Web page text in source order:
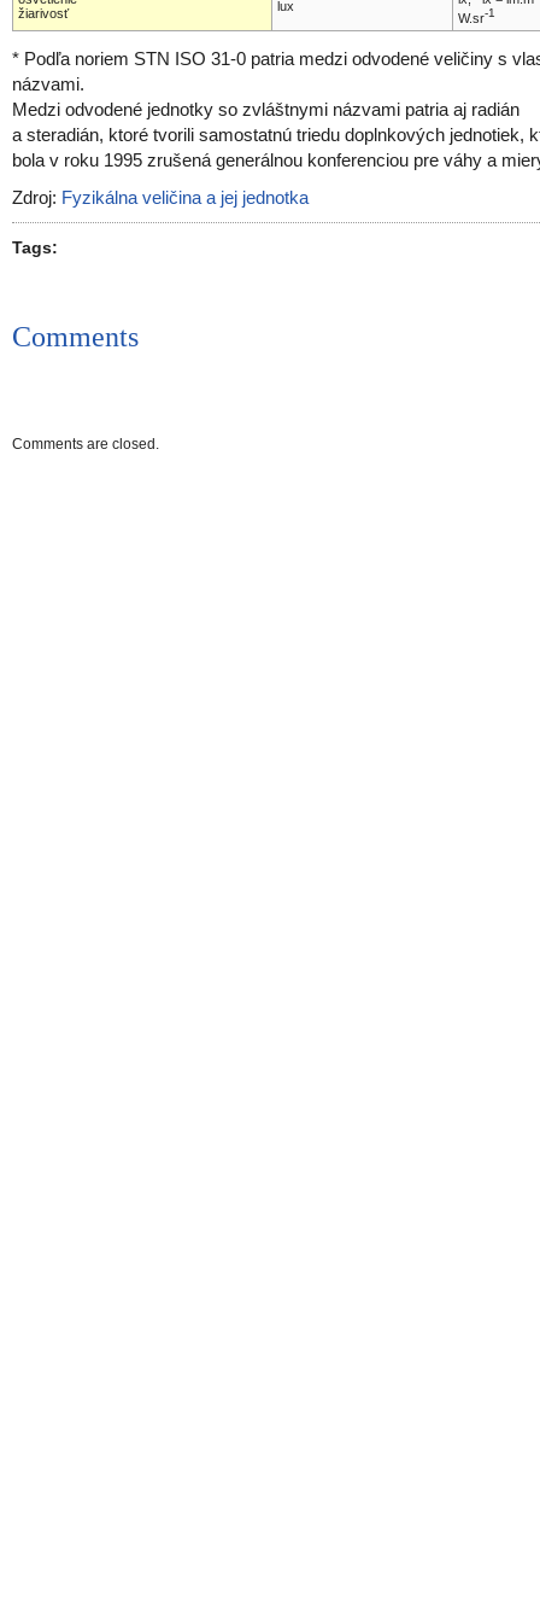
žiarivosť
lux
W.sr-1
* Podľa noriem STN ISO 31-0 patria medzi odvodené veličiny s
názvami.
Medzi odvodené jednotky so zvláštnymi názvami patria aj radián
a steradián, ktoré tvorili samostatnú triedu doplnkových jednotiek,
bola v roku 1995 zrušená generálnou konferenciou pre váhy a
Zdroj: Fyzikálna veličina a jej jednotka
Tags:
Comments
Comments are closed.